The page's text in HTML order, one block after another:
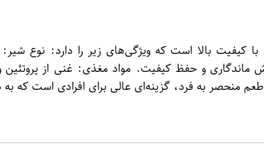
کیفیت بالا است که ویژگی‌های زیر را دارد:
ماندگاری و حفظ کیفیت. مواد مغذی: غنی از
منحصر به فرد، گزینه‌ای عالی برای افرادی است که